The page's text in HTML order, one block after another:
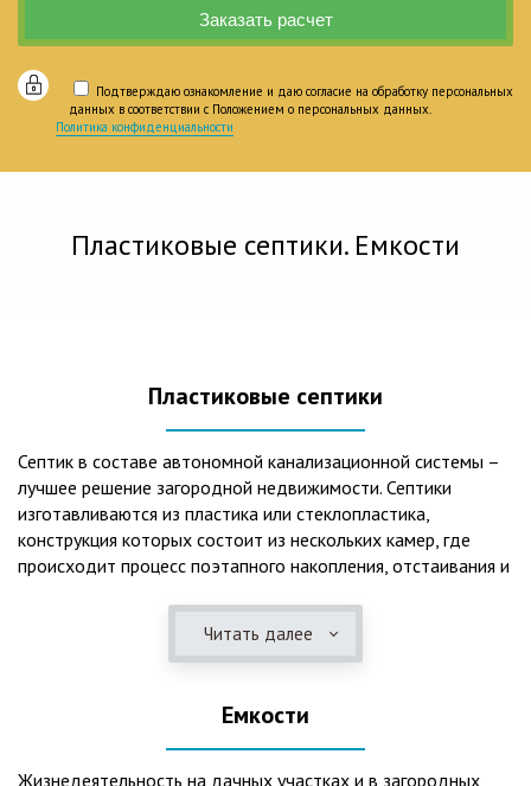
Подтверждаю ознакомление и даю согласие на обработку персональных
данных в соответствии с Положением о персональных данных.
Политика конфиденциальности
Пластиковые септики. Емкости
Пластиковые септики
Септик в составе автономной канализационной системы –
лучшее решение загородной недвижимости. Септики
изготавливаются из пластика или стеклопластика,
конструкция которых состоит из нескольких камер, где
происходит процесс поэтапного накопления, отстаивания и
длительный срок службы, так как не подвержены коррозии.
2. Обладают высокой прочностью – способны
состоянии. 3. Могут эксплуатироваться в любом регионе
России при любых низких температурах. 4. Полностью
герметичны, что дает гарантию по полной безопасности
Читать далее
Емкости
Жизнедеятельность на дачных участках и в загородных